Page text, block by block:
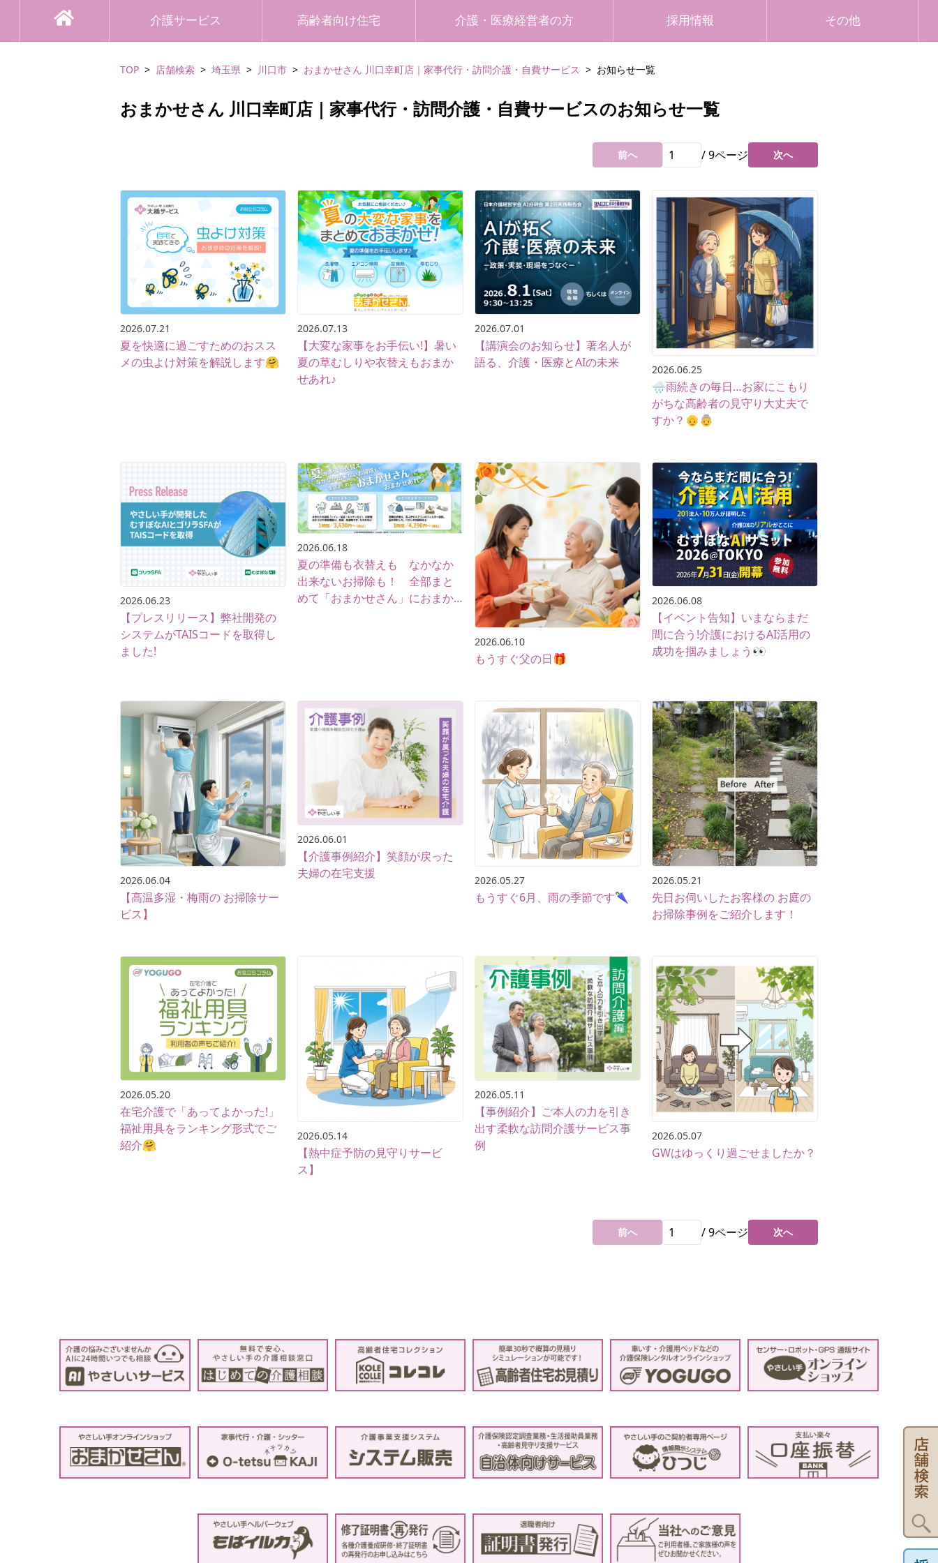
介護サービス 高齢者向け住宅 介護・医療経営者の方 採用情報 その他
TOP 店舗検索 埼玉県 川口市 おまかせさん 川口幸町店｜家事代行・訪問介護・自費サービス お知らせ一覧
おまかせさん 川口幸町店｜家事代行・訪問介護・自費サービスのお知らせ一覧
前へ /9ページ 次へ
2026.07.21
夏を快適に過ごすためのおスス
メの虫よけ対策を解説します🤗
2026.07.13
【大変な家事をお手伝い!】暑い
夏の草むしりや衣替えもおまか
せあれ♪
2026.07.01
【講演会のお知らせ】著名人が
語る、介護・医療とAIの未来
2026.06.25
🌧️雨続きの毎日…お家にこもり
がちな高齢者の見守り大丈夫で
すか？👴👵
2026.06.23
【プレスリリース】弊社開発の
システムがTAISコードを取得し
ました!
2026.06.18
夏の準備も衣替えも なかなか
出来ないお掃除も！ 全部まと
めて「おまかせさん」におまか
2026.06.10
もうすぐ父の日🎁
2026.06.08
【イベント告知】いまならまだ
間に合う!介護におけるAI活用の
成功を掴みましょう👀
2026.06.04
【高温多湿・梅雨の お掃除サー
ビス】
2026.06.01
【介護事例紹介】笑顔が戻った
夫婦の在宅支援
2026.05.27
もうすぐ6月、雨の季節です🌂
2026.05.21
先日お伺いしたお客様の お庭の
お掃除事例をご紹介します！
2026.05.20
在宅介護で「あってよかった!」
福祉用具をランキング形式でご
紹介🤗
2026.05.14
【熱中症予防の見守りサービ
ス】
2026.05.11
【事例紹介】ご本人の力を引き
出す柔軟な訪問介護サービス事
例
2026.05.07
GWはゆっくり過ごせましたか？
前へ /9ページ 次へ